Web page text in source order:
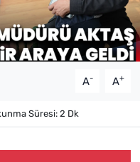
A- A+
Süresi: 2 Dk